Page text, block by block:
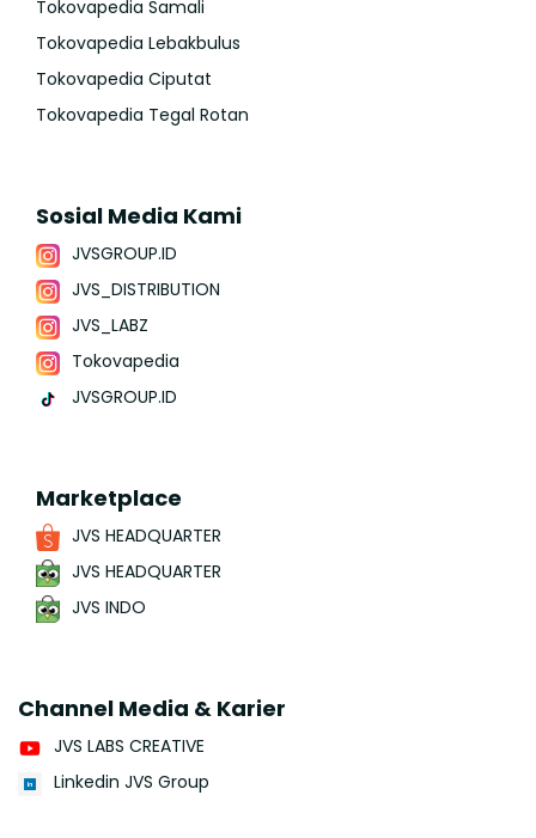
Tokovapedia Samali
Tokovapedia Lebakbulus
Tokovapedia Ciputat
Tokovapedia Tegal Rotan
Sosial Media Kami
JVSGROUP.ID
JVS_DISTRIBUTION
JVS_LABZ
Tokovapedia
JVSGROUP.ID
Marketplace
JVS HEADQUARTER
JVS HEADQUARTER
JVS INDO
Channel Media & Karier
JVS LABS CREATIVE
Linkedin JVS Group